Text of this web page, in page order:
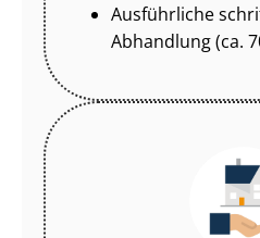
Ausführliche
Abhandlung (ca.